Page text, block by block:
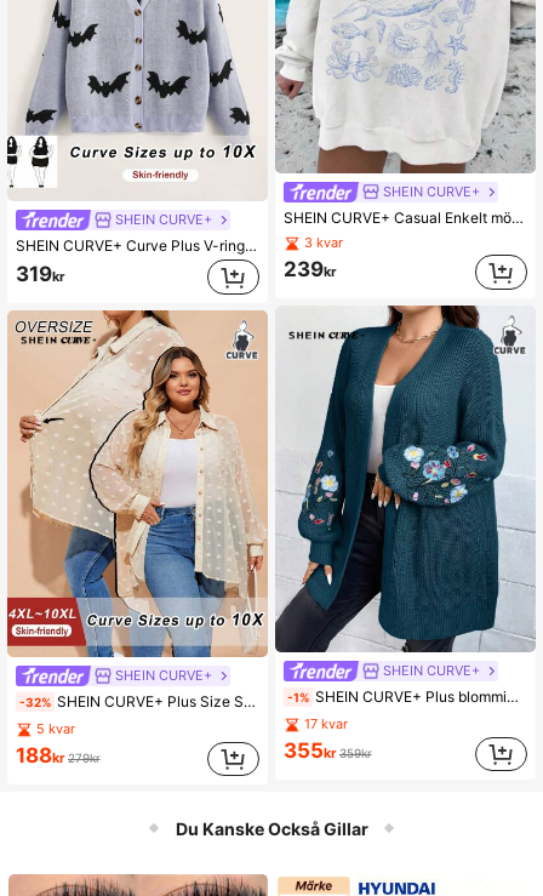
SHEIN CURVE+
SHEIN CURVE+ Curve Plus V-ringad främre knapp Långärmad Bat Sweater Cardigan, Winter Fall Halloween
319kr
SHEIN CURVE+
-32% SHEIN CURVE+ Plus Size Skir Floral Textured Lång Blus Mångsidig & Elegant
5 kvar
188kr 279kr
SHEIN CURVE+
SHEIN CURVE+ Casual Enkelt mönster Rund Hals Lös Plus Size Långärmad tröja, höst/vinter
3 kvar
239kr
SHEIN CURVE+
-1% SHEIN CURVE+ Plus blommig broderi Drop Shoulder Duster Cardigan, för vintern
17 kvar
355kr 359kr
Du Kanske Också Gillar